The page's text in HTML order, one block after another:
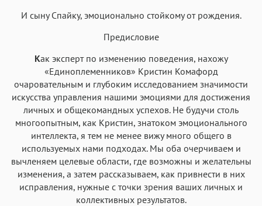
И сыну Спайку, эмоционально стойкому от рождения.
Предисловие
Как эксперт по изменению поведения, нахожу
«Единоплеменников» Кристин Комафорд
очаровательным и глубоким исследованием значимости
искусства управления нашими эмоциями для достижения
личных и общекомандных успехов. Не будучи столь
многоопытным, как Кристин, знатоком эмоционального
интеллекта, я тем не менее вижу много общего в
используемых нами подходах. Мы оба очерчиваем и
вычленяем целевые области, где возможны и желательны
изменения, а затем рассказываем, как привнести в них
исправления, нужные с точки зрения ваших личных и
коллективных результатов.